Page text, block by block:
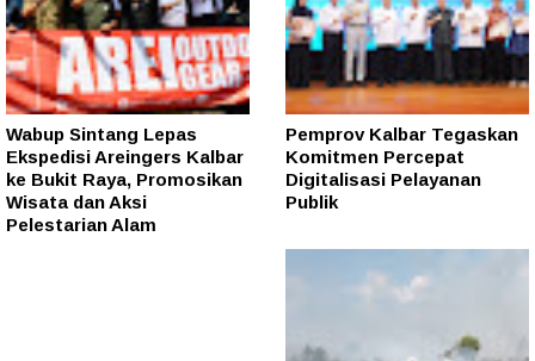
Wabup Sintang Lepas
Ekspedisi Areingers Kalbar
ke Bukit Raya, Promosikan
Wisata dan Aksi
Pelestarian Alam
Pemprov Kalbar Tegaskan
Komitmen Percepat
Digitalisasi Pelayanan
Publik